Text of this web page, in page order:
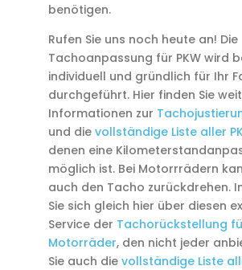
benötigen.
Rufen Sie uns noch heute an! Die
Tachoanpassung für PKW wird
individuell und gründlich für Ihr
durchgeführt. Hier finden Sie
Informationen zur
und die vollständige Liste aller
denen eine
möglich ist. Bei Motorrrädern
auch den Tacho zurückdrehen.
Sie sich gleich hier über diesen
Service der Tachorückstellung
Motorräder, den nicht jeder
Sie auch die vollständige Liste